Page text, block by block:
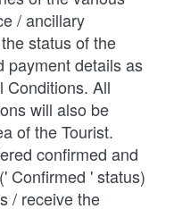
/ ancillary
status of the
payment details as
Conditions. All
will also be
of the Tourist.
confirmed and
Confirmed ' status)
/ receive the